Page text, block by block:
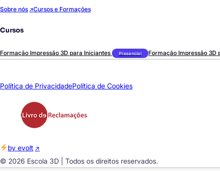
Sobre nós Cursos e Formações
Cursos
Formação Impressão 3D para Iniciantes Presencial Formação Impressão 3D
Política de PrivacidadePolítica de Cookies
by evolt
© 2026 Escola 3D | Todos os direitos reservados.